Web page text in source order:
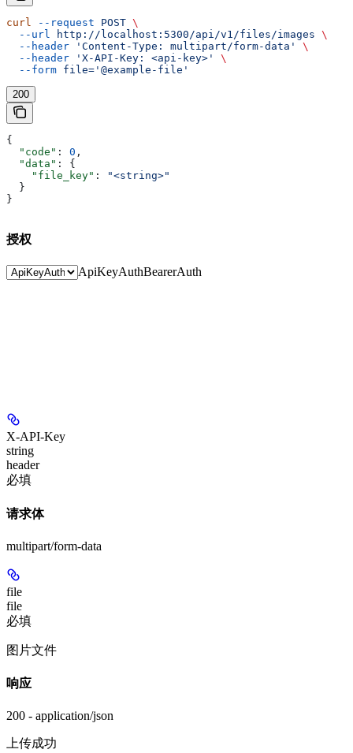
curl --request POST \
  --url
http://localhost:5300/api/v1/files/images \
  --header
'Content-Type: multipart/form-data'
\
  --header
'X-API-Key: <api-key>'
\
  --form
file='@example-file'
200
{
  "code"
: 0 ,
  "data"
: {
    "file_key"
:
"<string>"
  }
}
授权
ApiKeyAuthBearerAuth
X-API-Key
string
header
必填
请求体
multipart/form-data
file
file
必填
图片文件
响应
200 - application/json
上传成功